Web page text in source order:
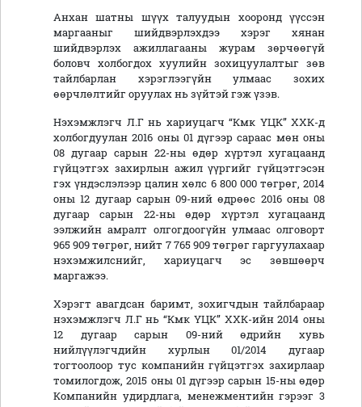
Анхан шатны шүүх талуудын хооронд үүссэн
маргааныг шийдвэрлэхдээ хэрэг хянан
шийдвэрлэх ажиллагааны журам зөрчөөгүй
боловч холбогдох хуулийн зохицуулалтыг зөв
тайлбарлан хэрэглээгүйн улмаас зохих
өөрчлөлтийг оруулах нь зүйтэй гэж үзэв.
Нэхэмжлэгч Л.Г нь хариуцагч “Кмк ҮЦК” ХХК-д
холбогдуулан 2016 оны 01 дүгээр сараас мөн оны
08 дугаар сарын 22-ны өдөр хүртэл хугацаанд
гүйцэтгэх захирлын ажил үүргийг гүйцэтгэсэн
гэх үндэслэлээр цалин хөлс 6 800 000 төгрөг, 2014
оны 12 дугаар сарын 09-ний өдрөөс 2016 оны 08
дугаар сарын 22-ны өдөр хүртэл хугацаанд
ээлжийн амралт олгогдоогүйн улмаас олговорт
965 909 төгрөг, нийт 7 765 909 төгрөг гаргуулахаар
нэхэмжилснийг, хариуцагч эс зөвшөөрч
маргажээ.
Хэрэгт авагдсан баримт, зохигчдын тайлбараар
нэхэмжлэгч Л.Г нь “Кмк ҮЦК” ХХК-ийн 2014 оны
12 дугаар сарын 09-ний өдрийн хувь
нийлүүлэгчдийн хурлын 01/2014 дугаар
тогтоолоор тус компанийн гүйцэтгэх захирлаар
томилогдож, 2015 оны 01 дүгээр сарын 15-ны өдөр
Компанийн удирдлага, менежментийн гэрээг 3